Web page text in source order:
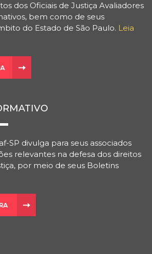
dos Oficiais de Justiça Avaliadores
bem como de seus
do Estado de São Paulo. Leia
SP divulga para seus associados
relevantes na defesa dos direitos
por meio de seus Boletins